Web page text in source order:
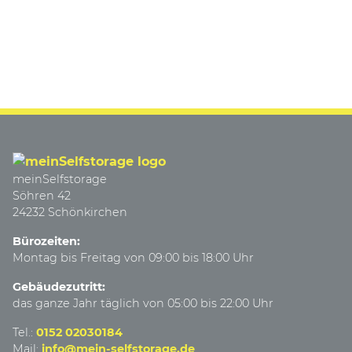
meinSelfstorage
Söhren 42
24232 Schönkirchen
Bürozeiten:
Montag bis Freitag von 09:00 bis 18:00 Uhr
Gebäudezutritt:
das ganze Jahr täglich von 05:00 bis 22:00 Uhr
Tel.: 0152 02030184
Mail: info@mein-selfstorage.de